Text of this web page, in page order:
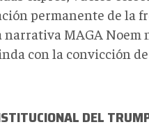
permanente de la
narrativa MAGA
con la convicción
DEL